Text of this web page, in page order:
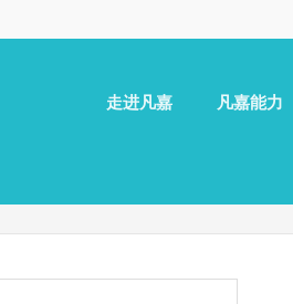
走进凡嘉 凡嘉能力